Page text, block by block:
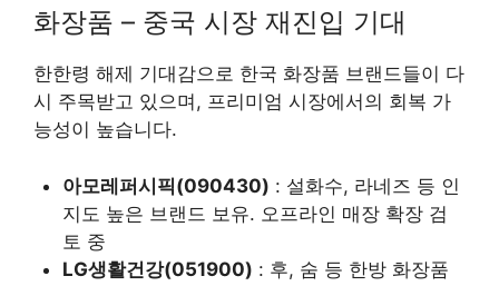
화장품 – 중국 시장 재진입 기대
한한령 해제 기대감으로 한국 화장품 브랜드들이 다
시 주목받고 있으며, 프리미엄 시장에서의 회복 가
능성이 높습니다.
아모레퍼시픽(090430) : 설화수, 라네즈 등 인
지도 높은 브랜드 보유. 오프라인 매장 확장 검
토 중
LG생활건강(051900) : 후, 숨 등 한방 화장품